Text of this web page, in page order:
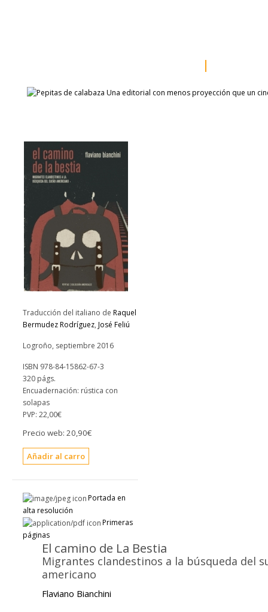
Traducción del italiano de Raquel
Bermudez Rodríguez, José Feliú
Logroño, septiembre 2016
ISBN 978-84-15862-67-3
320 págs.
Encuadernación: rústica con
solapas
PVP: 22,00€
Precio web: 20,90€
Portada en
alta resolución
Primeras
páginas
El camino de La Bestia
Migrantes clandestinos a la búsqueda del
americano
Flaviano Bianchini